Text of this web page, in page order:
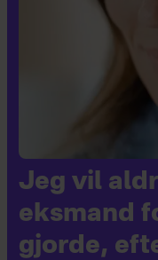
Jeg vil
eksmand
gjorde,